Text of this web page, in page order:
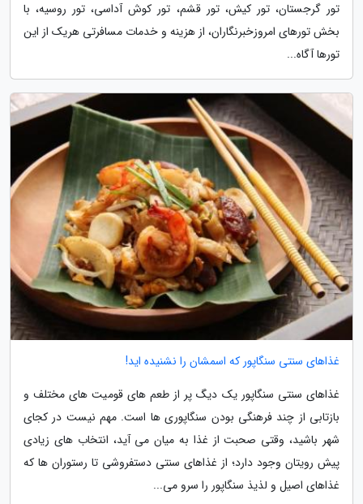
تور گرجستان، تور کیش، تور قشم، تور کوش آداسی، تور روسیه، با
بخش تورهای امروزخبرنگاران، از هزینه و خدمات مسافرتی هریک از این
تورها آگاه...
غذاهای سنتی سنگاپور که اسمشان را نشنیده اید!
غذاهای سنتی سنگاپور یک دیگ پر از طعم های قومیت های مختلف و
بازتابی از چند فرهنگی بودن سنگاپوری ها است. مهم نیست در کجای
شهر باشید، وقتی صحبت از غذا به میان می آید، انتخاب های زیادی
پیش رویتان وجود دارد؛ از غذاهای سنتی دستفروشی تا رستوران ها که
غذاهای اصیل و لذیذ سنگاپور را سرو می...